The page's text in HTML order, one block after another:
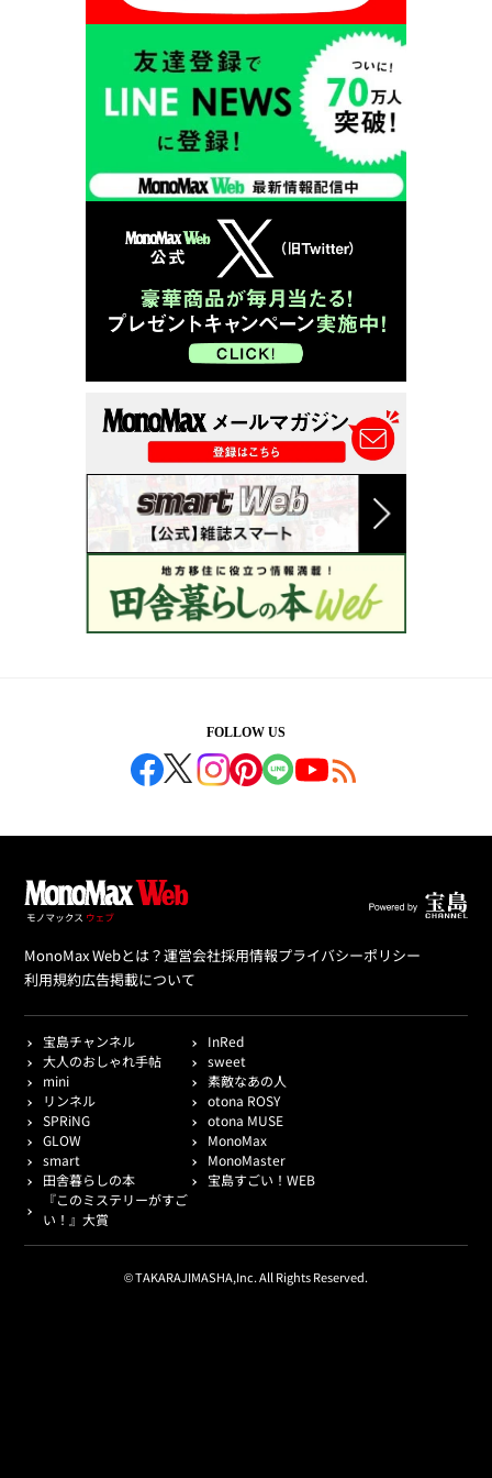
FOLLOW US
MonoMax Webとは？運営会社採用情報プライバシーポリシー
利用規約広告掲載について
宝島チャンネル
InRed
大人のおしゃれ手帖
sweet
mini
素敵なあの人
リンネル
otona ROSY
SPRiNG
otona MUSE
GLOW
MonoMax
smart
MonoMaster
田舎暮らしの本
宝島すごい！WEB
『このミステリーがすご
い！』大賞
© TAKARAJIMASHA,Inc. All Rights Reserved.